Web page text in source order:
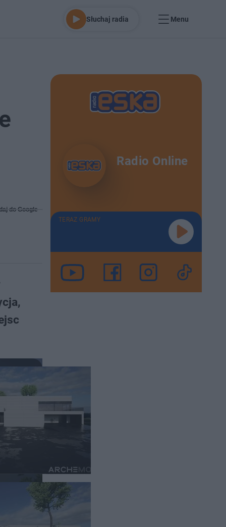
Słuchaj radia Menu
do Google
Radio Online
TERAZ GRAMY